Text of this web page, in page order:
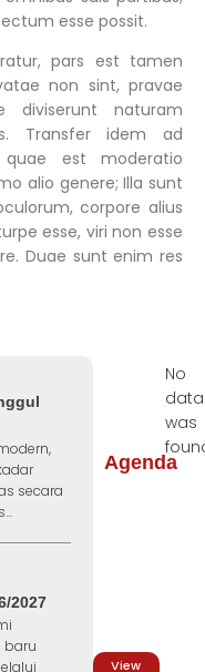
esse possit.
pars est tamen
non sint, pravae
diviserunt naturam
Transfer idem ad
est moderatio
alio genere; Illa sunt
corpore alius
esse, viri non esse
Duae sunt enim res
secara
2027
baru
Agenda
View
No
data
was